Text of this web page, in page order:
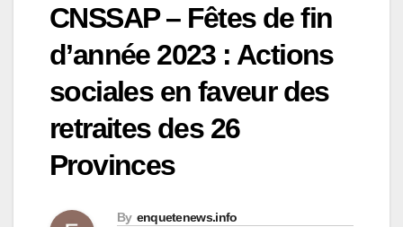
CNSSAP – Fêtes de fin
d’année 2023 : Actions
sociales en faveur des
retraites des 26
Provinces
By enquetenews.info